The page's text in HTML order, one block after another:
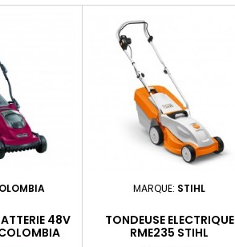
48V
MARQUE: STIHL
TONDEUSE ELECTRIQUE
RME235 STIHL